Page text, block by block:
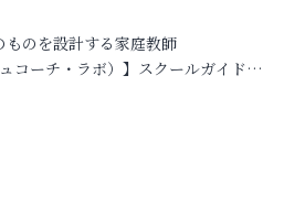
のを設計する家庭教師
コーチ・ラボ）】スクールガイド…